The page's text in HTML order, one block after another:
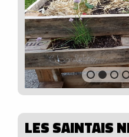
LES SAINTAIS